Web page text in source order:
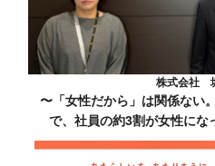
株式会社
〜「女性だから」は関係ない
で、社員の約3割が女性にな